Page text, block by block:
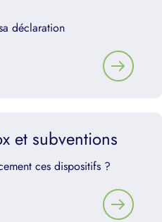
déclaration
et subventions
ces dispositifs ?